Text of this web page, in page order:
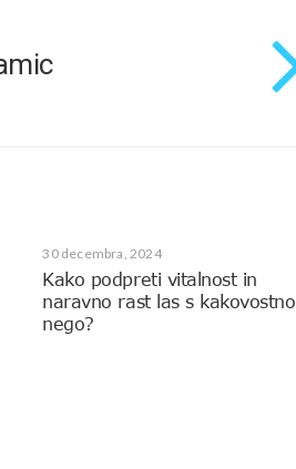
30 decembra, 2024
Kako podpreti vitalnost in
naravno rast las s kakovostno
nego?